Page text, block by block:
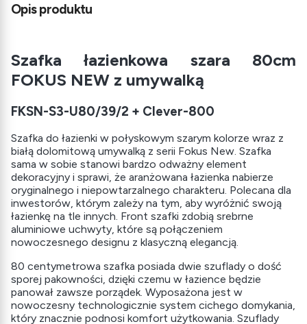
Opis produktu
Szafka łazienkowa szara 80cm
FOKUS NEW z umywalką
FKSN-S3-U80/39/2 + Clever-800
Szafka do łazienki w połyskowym szarym kolorze wraz z
białą dolomitową umywalką z serii Fokus New. Szafka
sama w sobie stanowi bardzo odważny element
dekoracyjny i sprawi, że aranżowana łazienka nabierze
oryginalnego i niepowtarzalnego charakteru. Polecana dla
inwestorów, którym zależy na tym, aby wyróżnić swoją
łazienkę na tle innych. Front szafki zdobią srebrne
aluminiowe uchwyty, które są połączeniem
nowoczesnego designu z klasyczną elegancją.
80 centymetrowa szafka posiada dwie szuflady o dość
sporej pakowności, dzięki czemu w łazience będzie
panował zawsze porządek. Wyposażona jest w
nowoczesny technologicznie system cichego domykania,
który znacznie podnosi komfort użytkowania. Szuflady